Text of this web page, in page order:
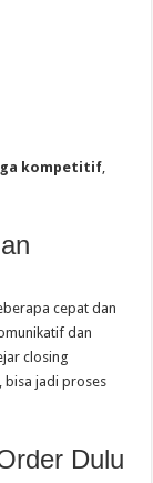
kompetitif,
cepat dan
dan
closing
bisa jadi proses
Dulu